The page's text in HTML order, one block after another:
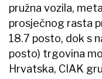
pružna vozila,
prosječnog rasta
18.7 posto, dok s
posto) trgovina
Hrvatska, CIAK